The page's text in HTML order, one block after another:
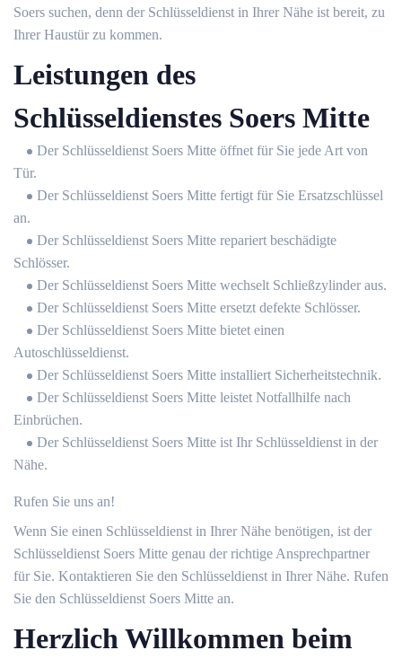
Soers suchen, denn der Schlüsseldienst in Ihrer Nähe ist bereit, zu
Ihrer Haustür zu kommen.
Leistungen des
Schlüsseldienstes Soers Mitte
Der Schlüsseldienst Soers Mitte öffnet für Sie jede Art von
Tür.
Der Schlüsseldienst Soers Mitte fertigt für Sie Ersatzschlüssel
an.
Der Schlüsseldienst Soers Mitte repariert beschädigte
Schlösser.
Der Schlüsseldienst Soers Mitte wechselt Schließzylinder aus.
Der Schlüsseldienst Soers Mitte ersetzt defekte Schlösser.
Der Schlüsseldienst Soers Mitte bietet einen
Autoschlüsseldienst.
Der Schlüsseldienst Soers Mitte installiert Sicherheitstechnik.
Der Schlüsseldienst Soers Mitte leistet Notfallhilfe nach
Einbrüchen.
Der Schlüsseldienst Soers Mitte ist Ihr Schlüsseldienst in der
Nähe.
Rufen Sie uns an!
Wenn Sie einen Schlüsseldienst in Ihrer Nähe benötigen, ist der
Schlüsseldienst Soers Mitte genau der richtige Ansprechpartner
für Sie. Kontaktieren Sie den Schlüsseldienst in Ihrer Nähe. Rufen
Sie den Schlüsseldienst Soers Mitte an.
Herzlich Willkommen beim